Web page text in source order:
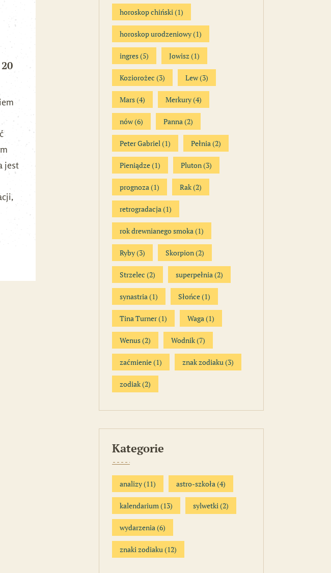
jest
horoskop chiński (1)
horoskop urodzeniowy(1)
ingres(5) Jowisz (1)
Koziorożec (3) Lew(3)
Mars(4) Merkury(4)
nów(6) Panna (2)
Peter Gabriel (1) Pełnia (2)
Pieniądze(1) Pluton(3)
prognoza (1) Rak(2)
retrogradacja (1)
rok drewnianego smoka (1)
Ryby(3) Skorpion(2)
Strzelec (2) superpełnia (2)
synastria (1) Słońce(1)
Tina Turner(1) Waga (1)
Wenus(2) Wodnik(7)
zaćmienie(1) znak zodiaku (3)
zodiak(2)
Kategorie
analizy(11) astro-szkoła (4)
kalendarium (13) sylwetki (2)
wydarzenia (6)
znaki zodiaku (12)